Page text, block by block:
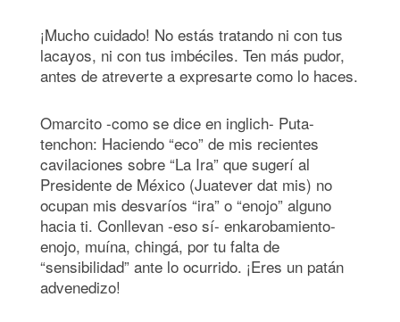
¡Mucho cuidado! No estás tratando ni con tus
lacayos, ni con tus imbéciles. Ten más pudor,
antes de atreverte a expresarte como lo haces.
Omarcito -como se dice en inglich- Puta-
tenchon: Haciendo “eco” de mis recientes
cavilaciones sobre “La Ira” que sugerí al
Presidente de México (Juatever dat mis) no
ocupan mis desvaríos “ira” o “enojo” alguno
hacia ti. Conllevan -eso sí- enkarobamiento-
enojo, muína, chingá, por tu falta de
“sensibilidad” ante lo ocurrido. ¡Eres un patán
advenedizo!